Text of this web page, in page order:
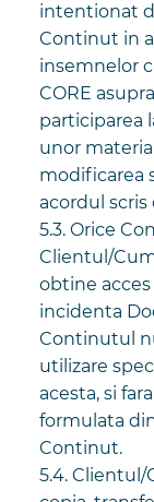
intentionat
Continut in
insemnelor
CORE
participarea
unor
modificarea
acordul scris
5.3. Orice
Clientul/
obtine acces
incidenta
Continutul
utilizare
acesta, si
formulata
Continut.
5.4.